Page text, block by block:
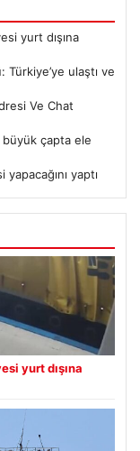
yurt dışına
ulaştı ve
Ve Chat
büyük çapta ele
yaptı
yurt dışına